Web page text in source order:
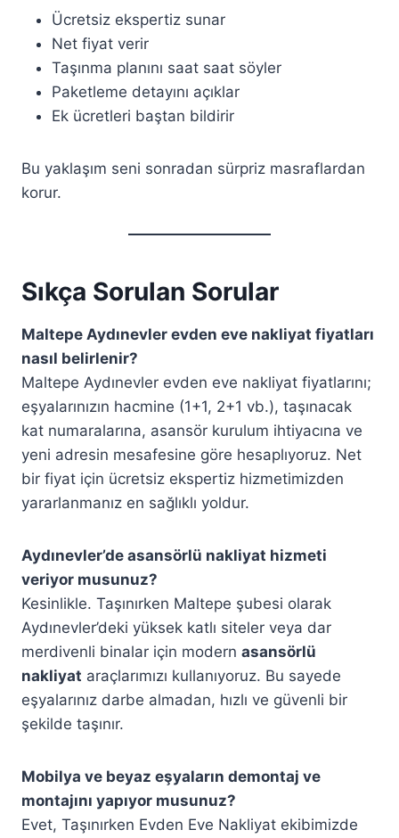
Ücretsiz ekspertiz sunar
Net fiyat verir
Taşınma planını saat saat söyler
Paketleme detayını açıklar
Ek ücretleri baştan bildirir
Bu yaklaşım seni sonradan sürpriz masraflardan
korur.
Sıkça Sorulan Sorular
Maltepe Aydınevler evden eve nakliyat fiyatları
nasıl belirlenir?
Maltepe Aydınevler evden eve nakliyat fiyatlarını;
eşyalarınızın hacmine (1+1, 2+1 vb.), taşınacak
kat numaralarına, asansör kurulum ihtiyacına ve
yeni adresin mesafesine göre hesaplıyoruz. Net
bir fiyat için ücretsiz ekspertiz hizmetimizden
yararlanmanız en sağlıklı yoldur.
Aydınevler’de asansörlü nakliyat hizmeti
veriyor musunuz?
Kesinlikle. Taşınırken Maltepe şubesi olarak
Aydınevler’deki yüksek katlı siteler veya dar
merdivenli binalar için modern asansörlü
nakliyat araçlarımızı kullanıyoruz. Bu sayede
eşyalarınız darbe almadan, hızlı ve güvenli bir
şekilde taşınır.
Mobilya ve beyaz eşyaların demontaj ve
montajını yapıyor musunuz?
Evet, Taşınırken Evden Eve Nakliyat ekibimizde